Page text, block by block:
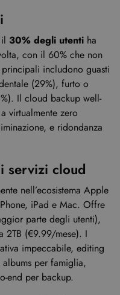
30% degli utenti ha
con il 60% che non
includono guasti
(29%), furto o
Il cloud backup well-
virtualmente zero
e ridondanza
servizi cloud
nell’ecosistema Apple
iPad e Mac. Offre
parte degli utenti),
(€9.99/mese). I
impeccabile, editing
per famiglia,
end per backup.